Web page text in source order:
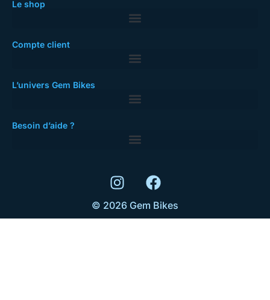
Le shop
Compte client
L’univers Gem Bikes
Besoin d’aide ?
© 2026 Gem Bikes